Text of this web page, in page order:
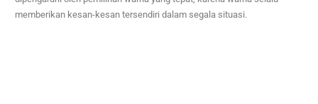
memberikan kesan-kesan tersendiri dalam segala situasi.